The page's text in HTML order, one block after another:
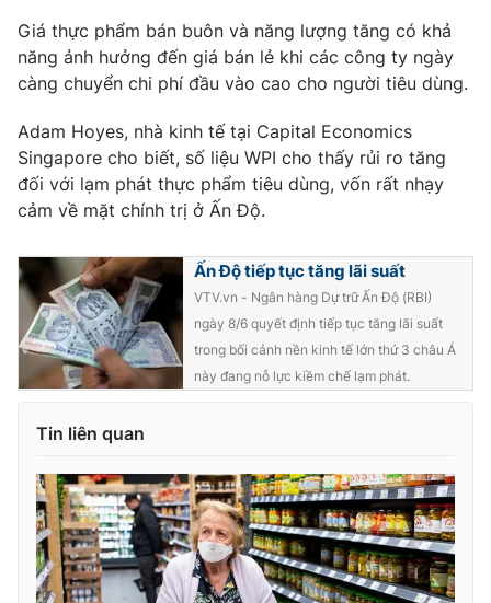
Email:toasoan@vtv.vn
Liên hệ quảng cáo:
024-7300.7108
® Cấm sao chép dưới mọi hình thức nếu không có sự chấp
thông tin từ website này.
Giá thực phẩm bán buôn và năng lượng tăng có khả
năng ảnh hưởng đến giá bán lẻ khi các công ty ngày
càng chuyển chi phí đầu vào cao cho người tiêu dùng.
Adam Hoyes, nhà kinh tế tại Capital Economics
Singapore cho biết, số liệu WPI cho thấy rủi ro tăng
đối với lạm phát thực phẩm tiêu dùng, vốn rất nhạy
cảm về mặt chính trị ở Ấn Độ.
Ấn Độ tiếp tục tăng lãi suất
VTV.vn - Ngân hàng Dự trữ Ấn Độ (RBI)
ngày 8/6 quyết định tiếp tục tăng lãi suất
trong bối cảnh nền kinh tế lớn thứ 3 châu Á
này đang nỗ lực kiềm chế lạm phát.
Tin liên quan